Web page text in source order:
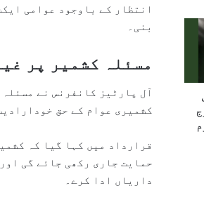
انتظار کے باوجود عوامی
بنی۔
مسئلہ کشمیر پر
آل پارٹیز کانفرنس نے
کشمیری عوام کے حق
قرارداد میں کہا گیا کہ
حمایت جاری رکھی جائے گی
داریاں ادا کرے۔